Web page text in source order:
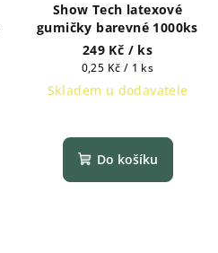
Show Tech latexové
gumičky barevné 1000ks
249 Kč / ks
Měrná
cena:
0,25 Kč / 1 ks
Skladem u dodavatele
Do košíku